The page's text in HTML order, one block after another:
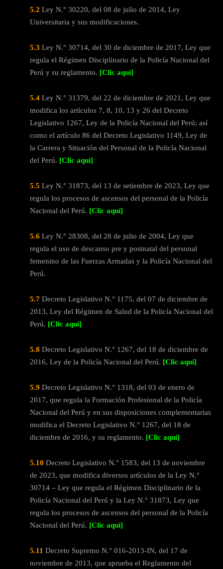
5.2 Ley N.° 30220, del 08 de julio de 2014, Ley
Universitaria y sus modificaciones.
5.3 Ley N.° 30714, del 30 de diciembre de 2017, Ley que
regula el Régimen Disciplinario de la Policía Nacional del
Perú y su reglamento. [Clic aquí]
5.4 Ley N.° 31379, del 22 de diciembre de 2021, Ley que
modifica los artículos 7, 8, 10, 13 y 26 del Decreto
Legislativo 1267, Ley de la Policía Nacional del Perú; así
como el artículo 86 del Decreto Legislativo 1149, Ley de
la Carrera y Situación del Personal de la Policía Nacional
del Perú. [Clic aquí]
5.5 Ley N.° 31873, del 13 de setiembre de 2023, Ley que
regula los procesos de ascensos del personal de la Policía
Nacional del Perú. [Clic aquí]
5.6 Ley N.° 28308, del 28 de julio de 2004, Ley que
regula el uso de descanso pre y postnatal del personal
femenino de las Fuerzas Armadas y la Policía Nacional del
Perú.
5.7 Decreto Legislativo N.° 1175, del 07 de diciembre de
2013, Ley del Régimen de Salud de la Policía Nacional del
Perú. [Clic aquí]
5.8 Decreto Legislativo N.° 1267, del 18 de diciembre de
2016, Ley de la Policía Nacional del Perú. [Clic aquí]
5.9 Decreto Legislativo N.° 1318, del 03 de enero de
2017, que regula la Formación Profesional de la Policía
Nacional del Perú y en sus disposiciones complementarias
modifica el Decreto Legislativo N.° 1267, del 18 de
diciembre de 2016, y su reglamento. [Clic aquí]
5.10 Decreto Legislativo N.° 1583, del 13 de noviembre
de 2023, que modifica diversos artículos de la Ley N.°
30714 – Ley que regula el Régimen Disciplinario de la
Policía Nacional del Perú y la Ley N.° 31873, Ley que
regula los procesos de ascensos del personal de la Policía
Nacional del Perú. [Clic aquí]
5.11 Decreto Supremo N.° 016-2013-IN, del 17 de
noviembre de 2013, que aprueba el Reglamento del